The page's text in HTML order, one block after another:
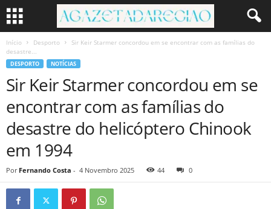
Início Desporto
Sir Keir Starmer concordou em se encontrar com as famílias do
desastre...
DESPORTO NOTÍCIAS
Sir Keir Starmer concordou em se
encontrar com as famílias do
desastre do helicóptero Chinook
em 1994
Por Fernando Costa - 4 Novembro 2025 44 0